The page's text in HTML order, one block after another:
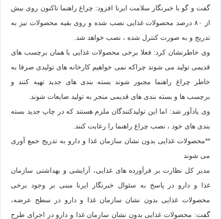
گفت و گو با خبرنگار سلامت ایرنا افزود: چراغ راهنما تاکنون روی بیش
از ۸۰ درصد محصولات غذایی نصب شده و روی بقیه محصولات نیز به
تدریج و به صورت کنترل شده ، نصب خواهد شد.
وی خاطرنشان کرد: فعلا برخی محصولات غذایی با همان برچسب های
قدیمی تولید می شوند چراکه نمی خواهیم کارخانه های تولیدی صرفا به
خاطر چراغ راهنما مجبور شوند بسته بندی های جدید تهیه کنند و
برچسب ها و بسته بندی های قدیمی منجر به تولید ضایعات شوند.
وی یادآور شد: اما این تولیدکنندگان ملزم هستند که در چاپ جدید بسته
بندی های خود ، نصب چراغ راهنما را رعایت کنند.
**محصولات غذایی بدون نشان سازمان غذا و دارو به تدریج جمع آوری
می شوند
مدیر کل نظارت بر فرآورده های غذایی، آرایشی و بهداشتی سازمان
غذا و دارو در پاسخ به سئوال خبرنگار ایرنا مبنی بر وجود برخی
محصولات غذایی بدون نشان سازمان غذا و دارو در سطح عرضه،
گفت: محصولات غذایی بدون نشان سازمان غذا و دارو در اجرای طرح